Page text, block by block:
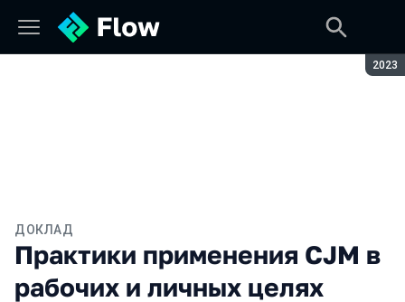
2023
ДОКЛАД
Практики применения CJM в
рабочих и личных целях